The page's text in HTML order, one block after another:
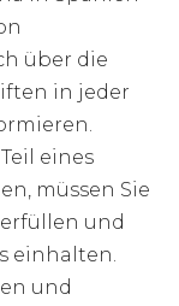
über die
in jeder
eines
müssen Sie
und
einhalten.
und